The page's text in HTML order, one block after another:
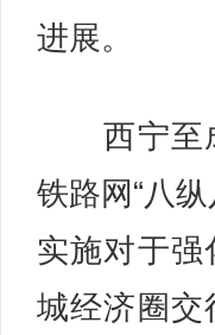
进展。
西宁至成
铁路网“八
实施对于强
城经济圈交